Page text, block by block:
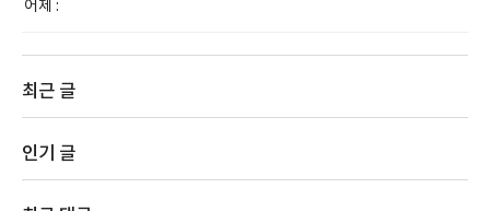
어제 :
최근 글
인기 글